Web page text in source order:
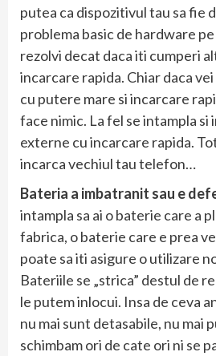
putea ca dispozitivul tau sa fie
problema basic de hardware pe
rezolvi decat daca iti cumperi
incarcare rapida. Chiar daca
cu putere mare si incarcare
face nimic. La fel se intampla si
externe cu incarcare rapida.
incarca vechiul tau telefon…
Bateria a imbatranit sau e
intampla sa ai o baterie care a
fabrica, o baterie care e prea
poate sa iti asigure o utilizare
Bateriile se „strica” destul de
le putem inlocui. Insa de ceva
nu mai sunt detasabile, nu mai
schimbam ori de cate ori ni se